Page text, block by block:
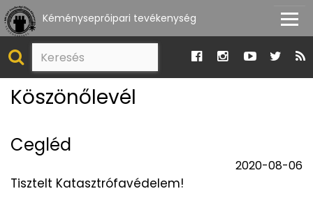
Kéményseprőipari tevékenység
Köszönőlevél
Cegléd
2020-08-06
Tisztelt Katasztrófavédelem!